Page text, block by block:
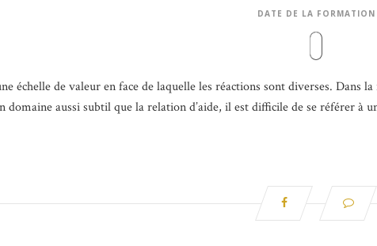
DATE DE LA FORMATION
échelle de valeur en face de laquelle les réactions sont diverses. Dans
domaine aussi subtil que la relation d’aide, il est difficile de se référer à